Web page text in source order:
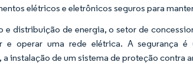
elétricos e eletrônicos seguros para
e distribuição de energia, o setor de
e operar uma rede elétrica. A segurança
instalação de um sistema de proteção contra